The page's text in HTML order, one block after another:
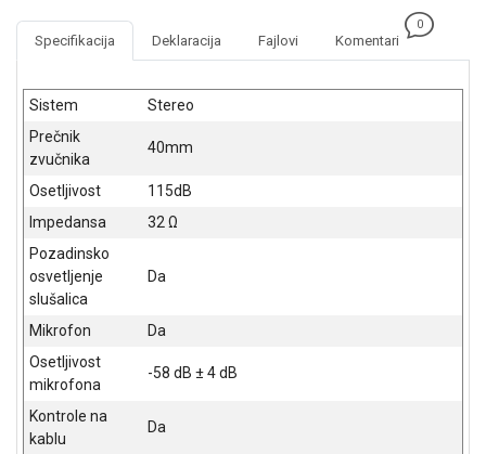
OPREMA
SKENERI I
FOTOAPARATI
I KAMERE
GPS
NAVIGACIJE
VIDEO
SIGURNOSNA
OPREMA
KABLOVI I
Specifikacija Deklaracija Fajlovi Komentari
0
Sistem
Stereo
Prečnik
zvučnika
40mm
Osetljivost
115dB
Impedansa
32 Ω
Pozadinsko
osvetljenje
slušalica
Da
Mikrofon
Da
Osetljivost
mikrofona
-58 dB ± 4 dB
Kontrole na
kablu
Da